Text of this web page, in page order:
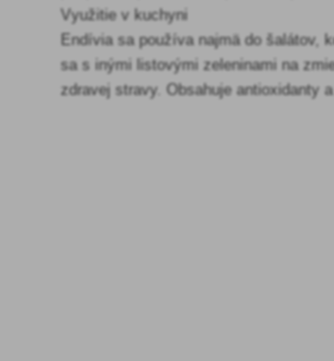
Využitie v kuchyni
Endívia sa používa najmä do šalátov,
sa s inými listovými zeleninami na
zdravej stravy. Obsahuje antioxidanty